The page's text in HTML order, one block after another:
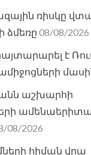
ռիսկը
ձմեռը 08/08/2026
է
աշխարհի
08/2026
հիման վրա